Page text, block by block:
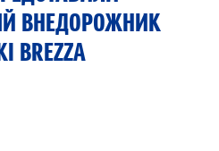
ВНЕДОРОЖНИК
BREZZA